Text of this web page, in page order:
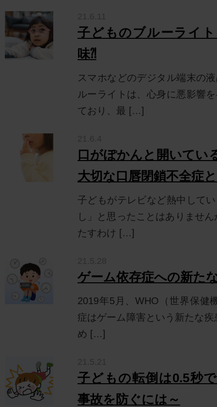
子どものブルーライ
味⁈
スマホなどのデジタル端末の
ルーライトは、心身に悪影響
ており、最 […]
口がぽかんと開いてい
大切な口唇閉鎖不全症
子どもがテレビなど熱中して
し」と思ったことはありませ
たすわけ […]
ゲーム依存症への新た
2019年5月、WHO（世界保健
症はゲーム障害という新たな
め […]
子どもの転倒は0.5秒
事故を防ぐには～